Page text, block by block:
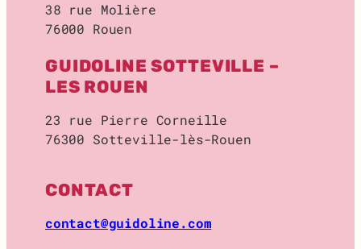
O
L
D
S
O
K
G
E
38 rue Molière
76000 Rouen
GUIDOLINE SOTTEVILLE –
LES ROUEN
23 rue Pierre Corneille
76300 Sotteville-lès-Rouen
CONTACT
contact@guidoline.com